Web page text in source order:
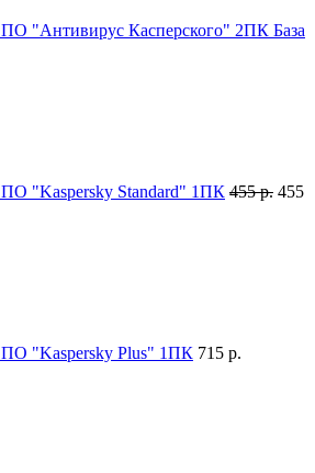
ПО "Антивирус Касперского" 2ПК База
ПО "Kaspersky Standard" 1ПК 455 р. 455
ПО "Kaspersky Plus" 1ПК 715 р.